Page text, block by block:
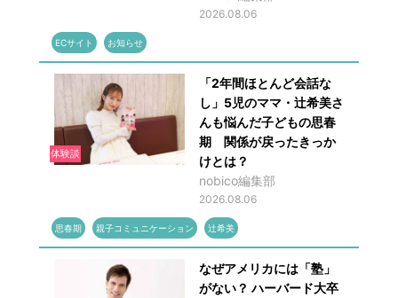
2026.08.06
ECサイト お知らせ
体験談
「2年間ほとんど会話な
し」5児のママ・辻希美さ
んも悩んだ子どもの思春
期 関係が戻ったきっか
けとは？
nobico編集部
2026.08.06
思春期 親子コミュニケーション 辻希美
なぜアメリカには「塾」
がない？ ハーバード大卒